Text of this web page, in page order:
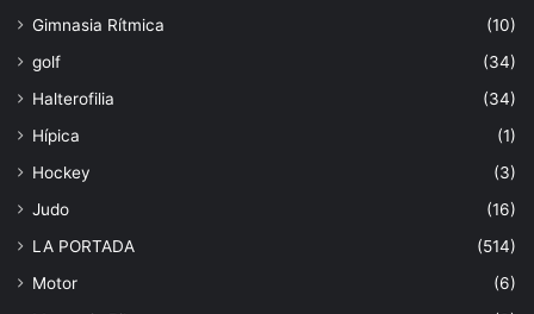
Gimnasia Rítmica
(10)
golf
(34)
Halterofilia
(34)
Hípica
(1)
Hockey
(3)
Judo
(16)
LA PORTADA
(514)
Motor
(6)